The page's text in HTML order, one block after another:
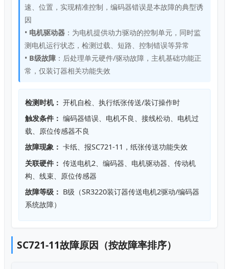
速、位置，实现精准控制，编码器错误是本故障的典型诱
因
• 电机驱动器 ：为电机提供动力驱动的控制单元，同时监
测电机运行状态，检测过载、短路、控制错误等异常
• B级故障 ：后处理单元硬件/驱动故障，主机基础功能正
常，仅装订器相关功能失效
检测时机： 开机自检、执行纸张传送/装订操作时
触发条件： 编码器错误、电机不良、接线松动、电机过
载、原位传感器不良
故障现象： 卡纸、报SC721-11，纸张传送功能失效
关联硬件： 传送电机2、编码器、电机驱动器、传动机
构、线束、原位传感器
故障等级： B级（SR3220装订器传送电机2驱动/编码器
系统故障）
SC721-11故障原因（按故障率排序）